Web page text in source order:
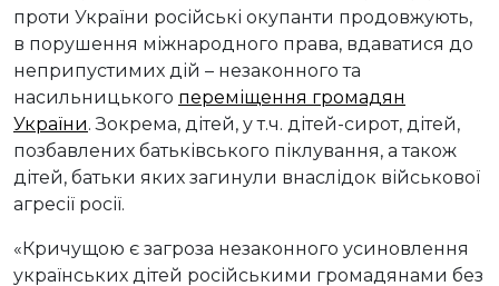
проти України російські окупанти продовжують,
в порушення міжнародного права, вдаватися до
неприпустимих дій – незаконного та
насильницького переміщення громадян
України. Зокрема, дітей, у т.ч. дітей-сирот, дітей,
позбавлених батьківського піклування, а також
дітей, батьки яких загинули внаслідок військової
агресії росії.
«Кричущою є загроза незаконного усиновлення
українських дітей російськими громадянами без